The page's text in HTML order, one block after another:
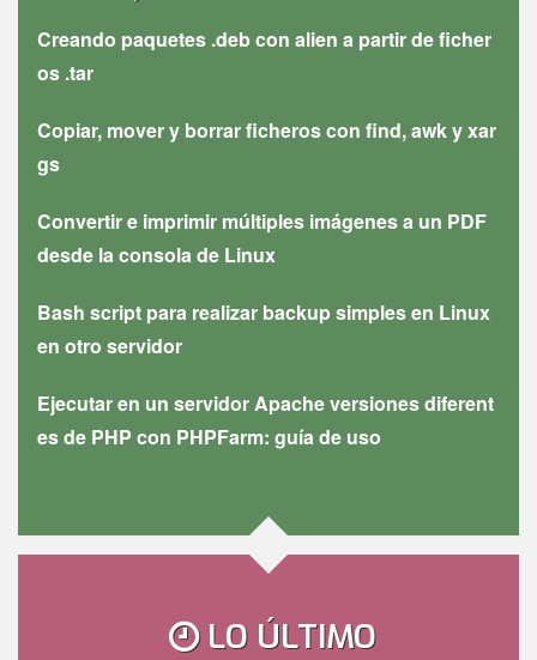
Creando paquetes .deb con alien a partir de ficher
os .tar
Copiar, mover y borrar ficheros con find, awk y xar
gs
Convertir e imprimir múltiples imágenes a un PDF
desde la consola de Linux
Bash script para realizar backup simples en Linux
en otro servidor
Ejecutar en un servidor Apache versiones diferent
es de PHP con PHPFarm: guía de uso
LO ÚLTIMO